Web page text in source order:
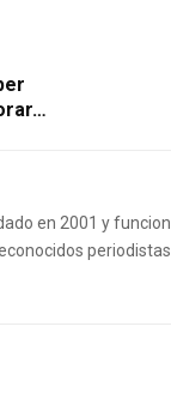
en 2001 y